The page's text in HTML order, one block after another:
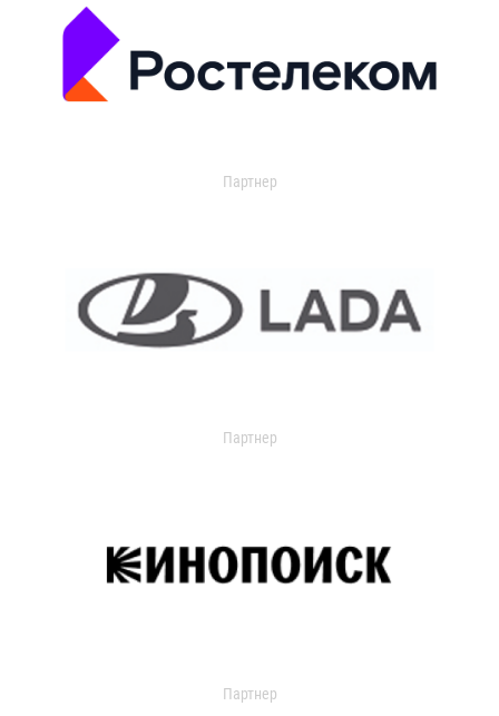
Партнер
Партнер
Партнер